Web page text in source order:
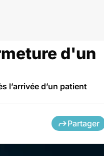
d'un
l’arrivée d’un patient
Partager